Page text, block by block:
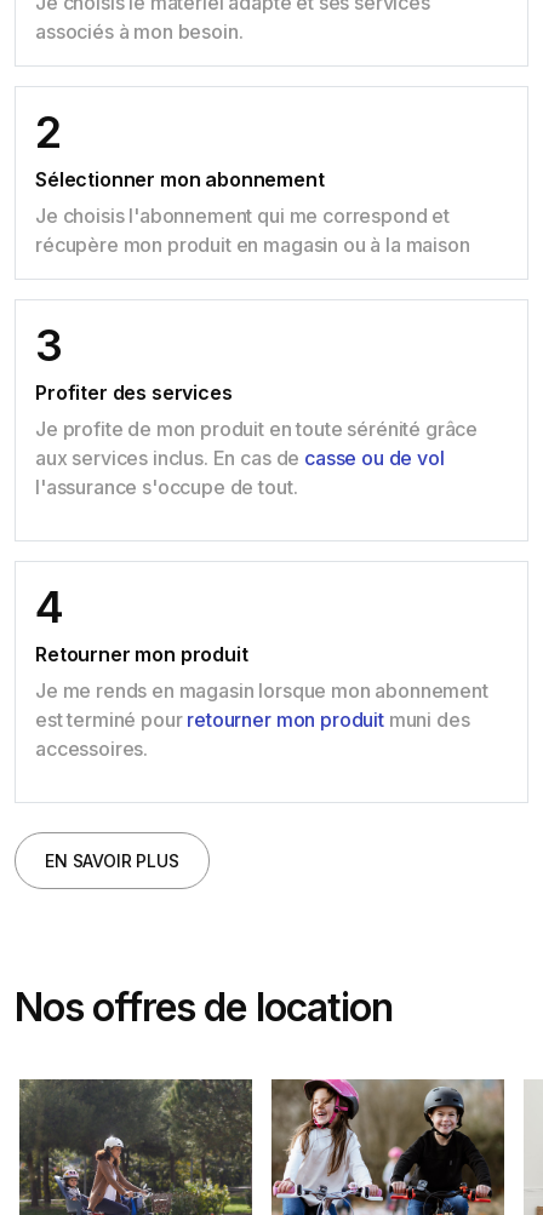
associés à mon besoin.
2
Sélectionner mon abonnement
Je choisis l'abonnement qui me correspond et
récupère mon produit en magasin ou à la maison
3
Profiter des services
Je profite de mon produit en toute sérénité grâce
aux services inclus. En cas de casse ou de vol
l'assurance s'occupe de tout.
4
Retourner mon produit
Je me rends en magasin lorsque mon abonnement
est terminé pour retourner mon produitmuni des
accessoires.
EN SAVOIR PLUS
Nos offres de location